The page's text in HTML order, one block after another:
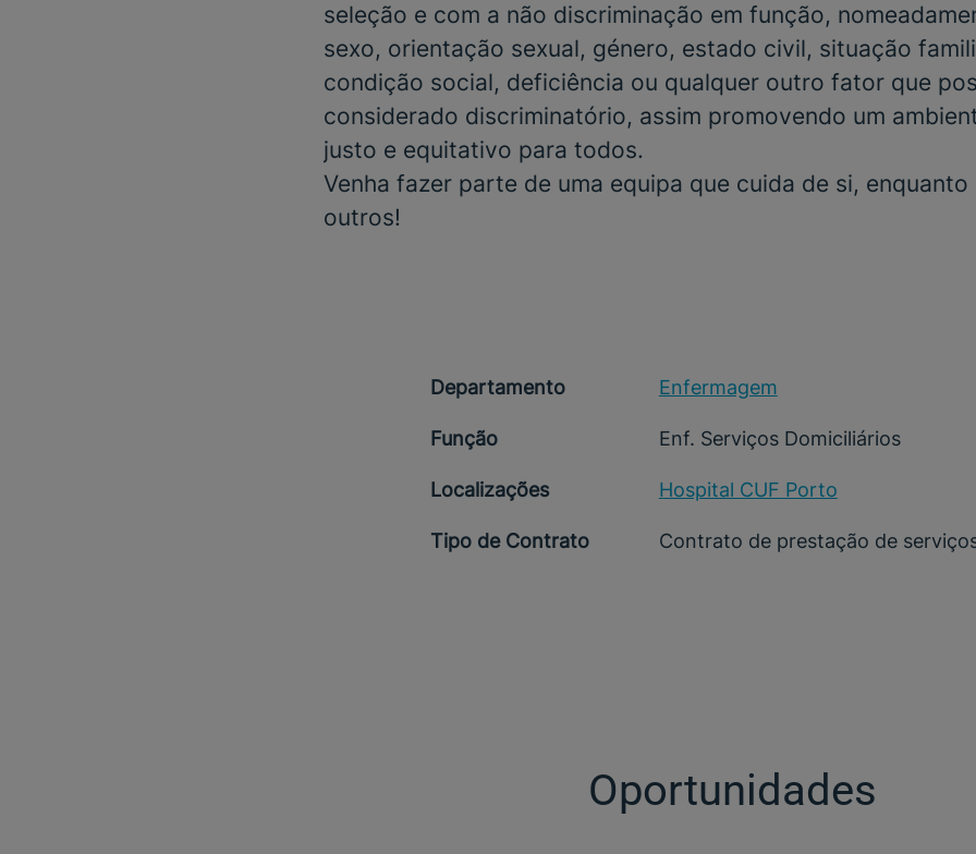
seleção e com a não discriminação em função,
sexo, orientação sexual, género, estado civil, situação
condição social, deficiência ou qualquer outro fator que
considerado discriminatório, assim promovendo um
justo e equitativo para todos.
Venha fazer parte de uma equipa que cuida de si,
outros!
Departamento Enfermagem
Função Enf. Serviços Domiciliários
Localizações Hospital CUF Porto
Tipo de Contrato Contrato de prestação de
Oportunidades